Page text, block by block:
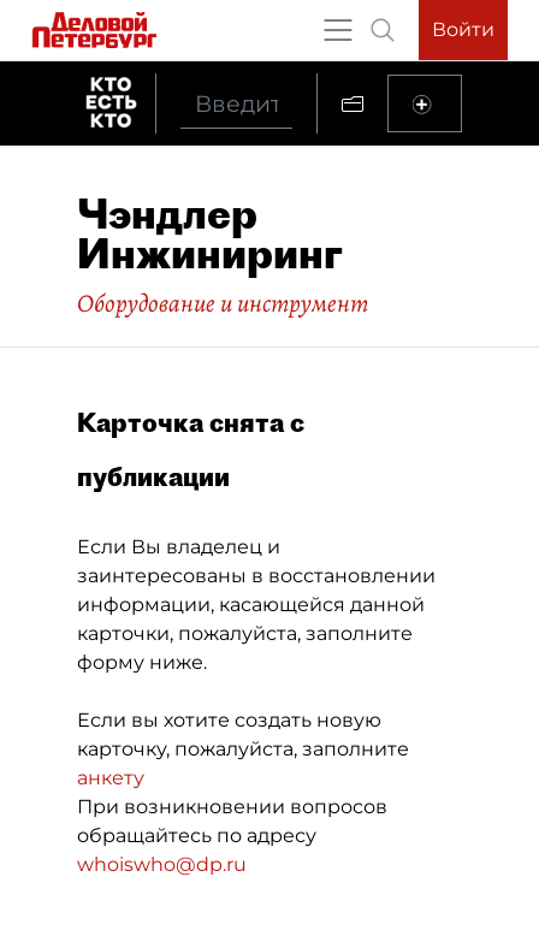
Войти
Чэндлер
Инжиниринг
Оборудование и инструмент
Карточка снята с
публикации
Если Вы владелец и
заинтересованы в восстановлении
информации, касающейся данной
карточки, пожалуйста, заполните
форму ниже.
Если вы хотите создать новую
карточку, пожалуйста, заполните
анкету
При возникновении вопросов
обращайтесь по адресу
whoiswho@dp.ru